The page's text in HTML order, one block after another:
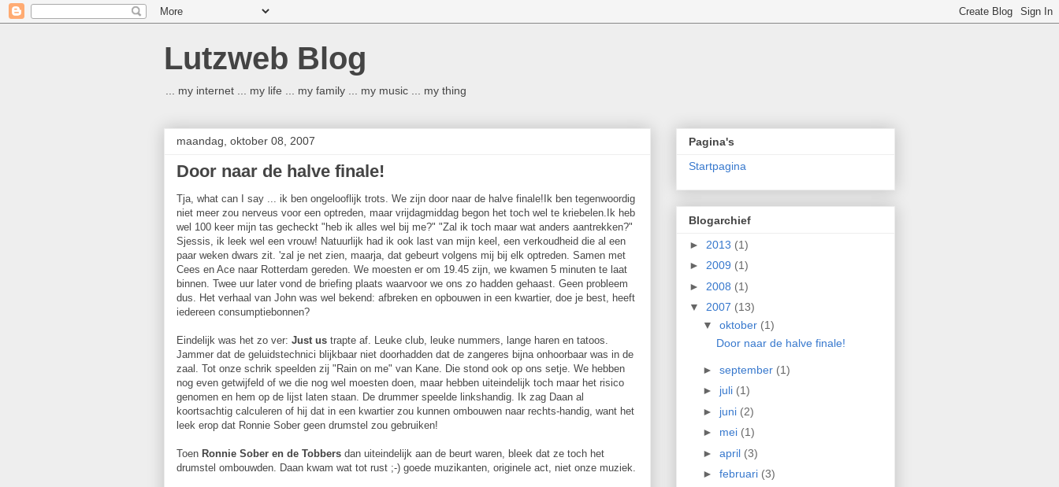
Lutzweb Blog
... my internet ... my life ... my family ... my music ... my thing
maandag, oktober 08, 2007
Door naar de halve finale!
Tja, what can I say ... ik ben ongelooflijk trots. We zijn door naar de halve finale!Ik ben tegenwoordig
niet meer zou nerveus voor een optreden, maar vrijdagmiddag begon het toch wel te kriebelen.Ik heb
wel 100 keer mijn tas gecheckt "heb ik alles wel bij me?" "Zal ik toch maar wat anders aantrekken?"
Sjessis, ik leek wel een vrouw! Natuurlijk had ik ook last van mijn keel, een verkoudheid die al een
paar weken dwars zit. 'zal je net zien, maarja, dat gebeurt volgens mij bij elk optreden. Samen met
Cees en Ace naar Rotterdam gereden. We moesten er om 19.45 zijn, we kwamen 5 minuten te laat
binnen. Twee uur later vond de briefing plaats waarvoor we ons zo hadden gehaast. Geen probleem
dus. Het verhaal van John was wel bekend: afbreken en opbouwen in een kwartier, doe je best, heeft
iedereen consumptiebonnen?
Eindelijk was het zo ver: Just us trapte af. Leuke club, leuke nummers, lange haren en tatoos.
Jammer dat de geluidstechnici blijkbaar niet doorhadden dat de zangeres bijna onhoorbaar was in de
zaal. Tot onze schrik speelden zij "Rain on me" van Kane. Die stond ook op ons setje. We hebben
nog even getwijfeld of we die nog wel moesten doen, maar hebben uiteindelijk toch maar het risico
genomen en hem op de lijst laten staan. De drummer speelde linkshandig. Ik zag Daan al
koortsachtig calculeren of hij dat in een kwartier zou kunnen ombouwen naar rechts-handig, want het
leek erop dat Ronnie Sober geen drumstel zou gebruiken!
Toen Ronnie Sober en de Tobbers dan uiteindelijk aan de beurt waren, bleek dat ze toch het
drumstel ombouwden. Daan kwam wat tot rust ;-) goede muzikanten, originele act, niet onze muziek.
Pagina's
Startpagina
Blogarchief
► 2013 (1)
► 2009 (1)
► 2008 (1)
▼ 2007 (13)
▼ oktober (1)
Door naar de halve finale!
► september (1)
► juli (1)
► juni (2)
► mei (1)
► april (3)
► februari (3)